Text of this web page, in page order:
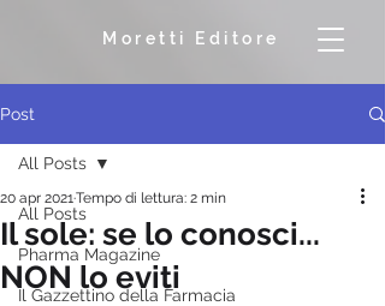
Moretti Editore
Post
All Posts
Pharma Magazine
Il Gazzettino della Farmacia
All Posts
Il sole: se lo conosci...
NON lo eviti
20 apr 2021Tempo di lettura: 2 min